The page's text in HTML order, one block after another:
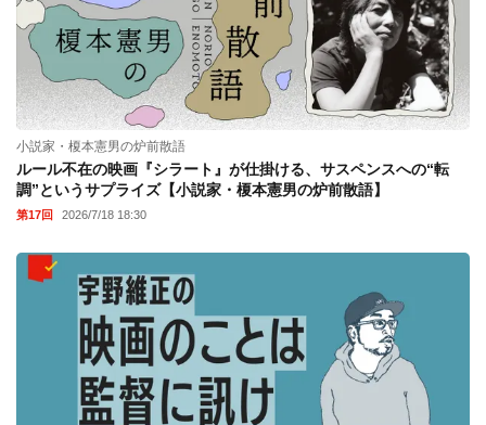
小説家・榎本憲男の炉前散語
ルール不在の映画『シラート』が仕掛ける、サスペンスへの“転
調”というサプライズ【小説家・榎本憲男の炉前散語】
第17回 2026/7/18 18:30